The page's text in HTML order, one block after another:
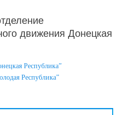
движения Донецкая
Республика”
Республика”